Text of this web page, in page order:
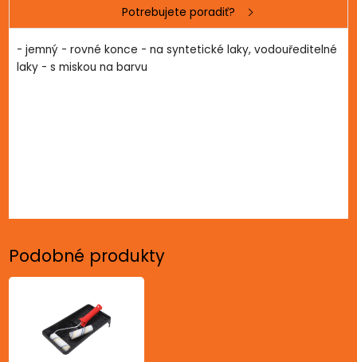
Potrebujete poradiť?
- jemný - rovné konce - na syntetické laky, vodouředitelné
laky - s miskou na barvu
Podobné produkty